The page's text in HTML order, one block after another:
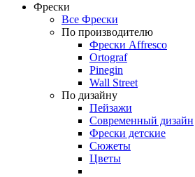
Фрески
Все Фрески
По производителю
Фрески Affresco
Ortograf
Pinegin
Wall Street
По дизайну
Пейзажи
Современный дизайн
Фрески детские
Сюжеты
Цветы